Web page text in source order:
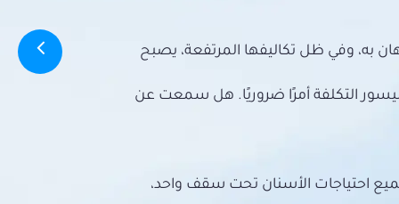
به، وفي ظل تكاليفها المرتفعة، يصبح
التكلفة أمرًا ضروريًا. هل سمعت عن
احتياجات الأسنان تحت سقف واحد،